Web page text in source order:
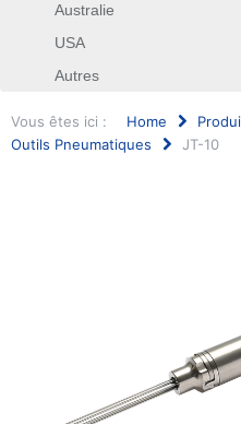
Australie
USA
Autres
Vous êtes ici : Home
Outils Pneumatiques
JT-10